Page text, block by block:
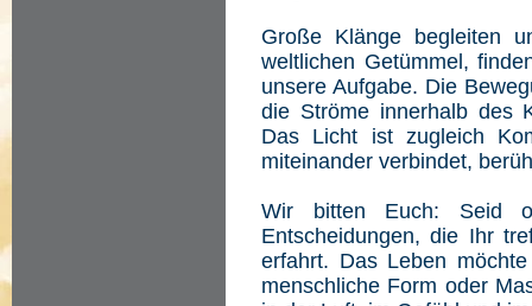
Große Klänge begleiten
weltlichen Getümmel,
unsere Aufgabe. Die
die Ströme innerhalb des
Das Licht ist zugleich
miteinander verbindet,
Wir bitten Euch: Seid
Entscheidungen, die Ihr
erfahrt. Das Leben
menschliche Form oder